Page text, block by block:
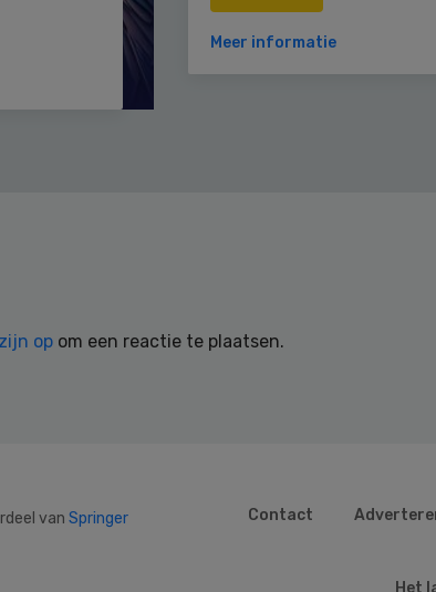
Meer informatie
op om een reactie te plaatsen.
van Springer
Contact
Het